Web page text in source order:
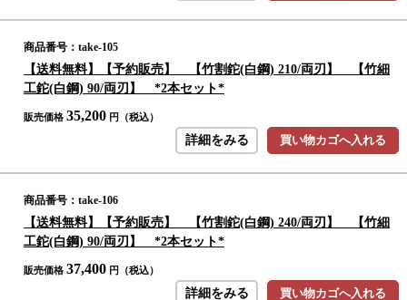
商品番号：take-105
【送料無料】【予約販売】 【竹割鉈(白鋼) 210/両刃】 【竹細
工鉈(白鋼) 90/両刃】 *2本セット*
販売価格 35,200 円（税込）
買い物カゴへ入れる
詳細をみる
商品番号：take-106
【送料無料】【予約販売】 【竹割鉈(白鋼) 240/両刃】 【竹細
工鉈(白鋼) 90/両刃】 *2本セット*
販売価格 37,400 円（税込）
買い物カゴへ入れる
詳細をみる